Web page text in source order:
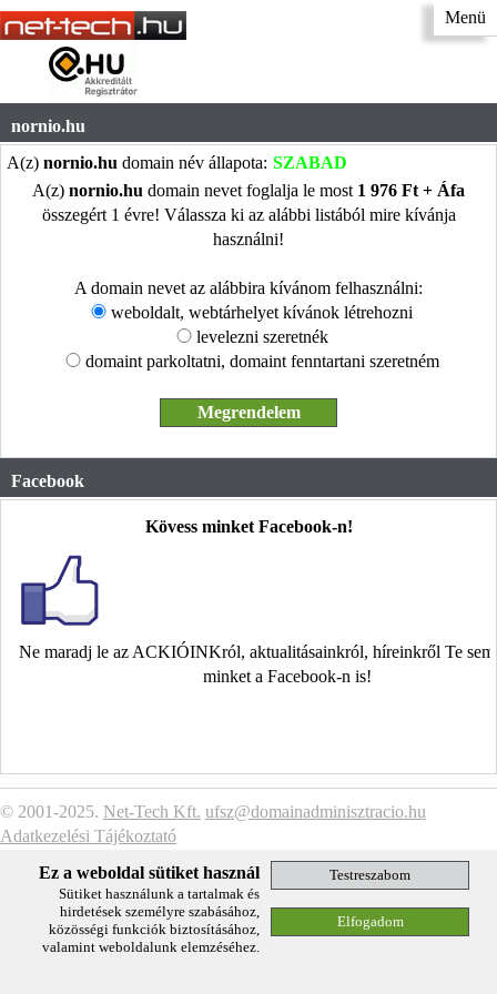
Menü
nornio.hu
A(z) nornio.hu domain név állapota: SZABAD
A(z) nornio.hu domain nevet foglalja le most 1 976 Ft + Áfa
összegért 1 évre! Válassza ki az alábbi listából mire kívánja
használni!
A domain nevet az alábbira kívánom felhasználni:
weboldalt, webtárhelyet kívánok létrehozni
levelezni szeretnék
domaint parkoltatni, domaint fenntartani szeretném
Facebook
Kövess minket Facebook-n!
Ne maradj le az ACKIÓINKról, aktualitásainkról, híreinkről Te
minket a Facebook-n is!
© 2001-2025. Net-Tech Kft. ufsz@domainadminisztracio.hu
Adatkezelési Tájékoztató
Ez a weboldal sütiket használ
Sütiket használunk a tartalmak és
hirdetések személyre szabásához,
közösségi funkciók biztosításához,
valamint weboldalunk elemzéséhez.